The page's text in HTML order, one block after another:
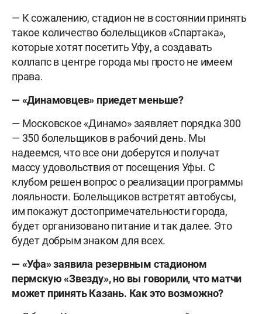
— К сожалению, стадион не в состоянии принять
такое количество болельщиков «Спартака»,
которые хотят посетить Уфу, а создавать
коллапс в центре города мы просто не имеем
права.
— «Динамовцев» приедет меньше?
— Московское «Динамо» заявляет порядка 300
— 350 болельщиков в рабочий день. Мы
надеемся, что все они доберутся и получат
массу удовольствия от посещения Уфы. С
клубом решен вопрос о реализации программы
лояльности. Болельщиков встретят автобусы,
им покажут достопримечательности города,
будет организовано питание и так далее. Это
будет добрым знаком для всех.
— «Уфа» заявила резервным стадионом
пермскую «Звезду», но вы говорили, что матчи
может принять Казань. Как это возможно?